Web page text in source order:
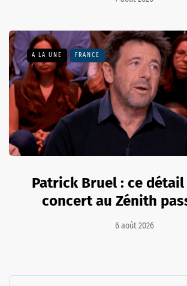
A LA UNE FRANCE
Patrick Bruel : ce
concert au Zénith
6 août 2026